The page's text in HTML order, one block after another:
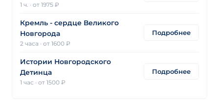
1 ч. · от 1975 ₽
Кремль - сердце Великого
Новгорода
2 часа · от 1600 ₽
Подробнее
Истории Новгородского
Детинца
1 час · от 1500 ₽
Подробнее